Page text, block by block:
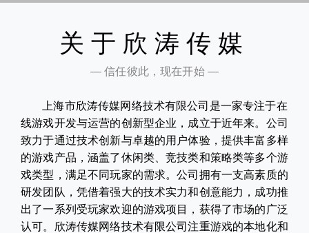
关于欣涛传媒
— 信任彼此，现在开始 —
上海市欣涛传媒网络技术有限公司是一家专注于在
线游戏开发与运营的创新型企业，成立于近年来。公司
致力于通过技术创新与卓越的用户体验，提供丰富多样
的游戏产品，涵盖了休闲类、竞技类和策略类等多个游
戏类型，满足不同玩家的需求。公司拥有一支高素质的
研发团队，凭借着强大的技术实力和创意能力，成功推
出了一系列受玩家欢迎的游戏项目，获得了市场的广泛
认可。欣涛传媒网络技术有限公司注重游戏的本地化和